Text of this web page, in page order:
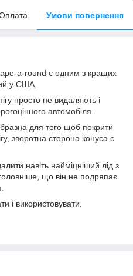
Умови повернення
a-round є одним з кращих
у США.
просто не видаляють і
автомобіля.
для того щоб покрити
зворотна сторона конуса є
навіть найміцніший лід з
що він не подряпає
і використовувати.